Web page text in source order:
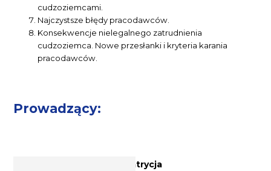
cudzoziemcami.
Najczystsze błędy pracodawców.
Konsekwencje nielegalnego zatrudnienia
cudzoziemca. Nowe przesłanki i kryteria karania
pracodawców.
Prowadzący:
Ekspert ds. prawa pracy Patrycja